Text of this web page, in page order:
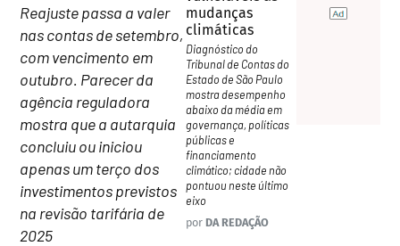
Reajuste passa a valer
nas contas de setembro,
com vencimento em
outubro. Parecer da
agência reguladora
mostra que a autarquia
concluiu ou iniciou
apenas um terço dos
investimentos previstos
na revisão tarifária de
2025
mudanças
climáticas
Diagnóstico do
Tribunal de Contas do
Estado de São Paulo
mostra desempenho
abaixo da média em
governança, políticas
públicas e
financiamento
climático; cidade não
pontuou neste último
eixo
por DA REDAÇÃO